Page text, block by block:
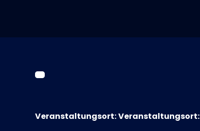
Veranstaltungsort:Veranstaltungsort: